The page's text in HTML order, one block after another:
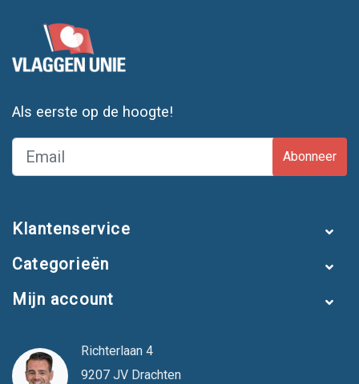
Als eerste op de hoogte!
Abonneer
Klantenservice
Categorieën
Mijn account
Richterlaan 4
9207 JV Drachten